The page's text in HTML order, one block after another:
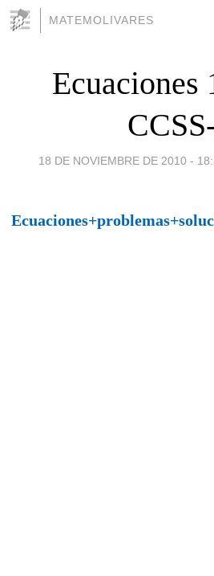
MATEMOLIVARES
Ecuaciones
18 DE NOVIEMBRE DE 2010 -